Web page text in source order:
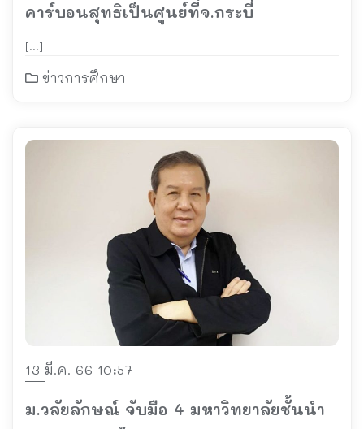
คาร์บอนสุทธิเป็นศูนย์ที่จ.กระบี่
[…]
ข่าวการศึกษา
13 มี.ค. 66 10:57
ม.วลัยลักษณ์ จับมือ 4 มหาวิทยาลัยชั้นนำ